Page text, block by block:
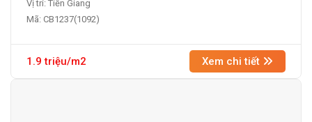
Vị trí: Tiền Giang
Mã: CB1237(1092)
1.9 triệu/m2 Xem chi tiết